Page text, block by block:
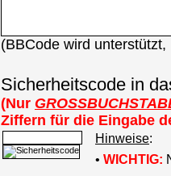
(BBCode wird
Sicherheitscode in
(Nur
Ziffern für die Eingabe
Hinweise:
• WICHTIG: